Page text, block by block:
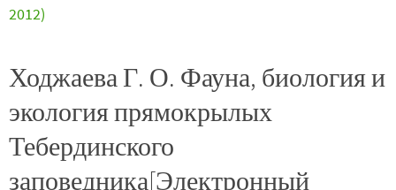
2012)
Ходжаева Г. О. Фауна, биология и
экология прямокрылых
Тебердинского
заповедника[Электронный